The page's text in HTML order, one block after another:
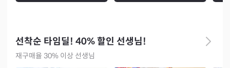
선착순 타임딜! 40% 할인 선생님!
재구매율 30% 이상 선생님